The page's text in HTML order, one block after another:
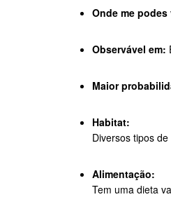
Onde me podes
Observável em:
Maior
Habitat:
Diversos tipos
Alimentação:
Tem uma dieta